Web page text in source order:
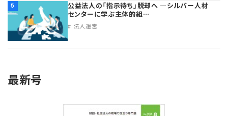
5
公益法人の「指示待ち」脱却へ ―シルバー人材
センターに学ぶ主体的組…
法人運営
最新号